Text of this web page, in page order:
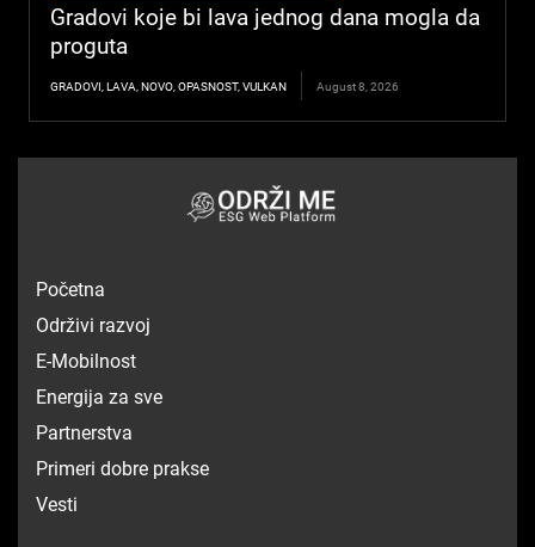
Gradovi koje bi lava jednog dana mogla da
proguta
GRADOVI,LAVA,NOVO,OPASNOST,VULKAN August 8, 2026
Početna
Održivi razvoj
E-Mobilnost
Energija za sve
Partnerstva
Primeri dobre prakse
Vesti